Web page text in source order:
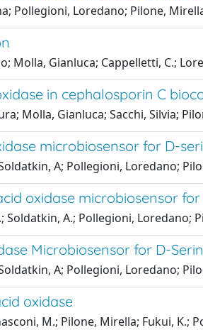
Pollegioni, Loredano; Pilone,
Molla, Gianluca; Cappelletti, C.;
in cephalosporin C
Molla, Gianluca; Sacchi, Silvia;
microbiosensor for D-
A; Pollegioni, Loredano;
oxidase microbiosensor
Soldatkin, A.; Pollegioni, Loredano;
Microbiosensor for D-
A; Pollegioni, Loredano;
oxidase
M.; Pilone, Mirella; Fukui, K.;